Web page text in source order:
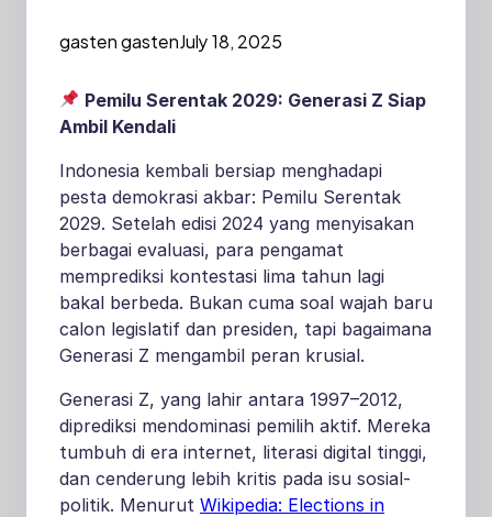
Generasi Z
gasten gastenJuly 18, 2025
Pemilu Serentak 2029: Generasi Z Siap
Ambil Kendali
Indonesia kembali bersiap menghadapi
pesta demokrasi akbar: Pemilu Serentak
2029. Setelah edisi 2024 yang menyisakan
berbagai evaluasi, para pengamat
memprediksi kontestasi lima tahun lagi
bakal berbeda. Bukan cuma soal wajah baru
calon legislatif dan presiden, tapi bagaimana
Generasi Z mengambil peran krusial.
Generasi Z, yang lahir antara 1997–2012,
diprediksi mendominasi pemilih aktif. Mereka
tumbuh di era internet, literasi digital tinggi,
dan cenderung lebih kritis pada isu sosial-
politik. Menurut Wikipedia: Elections in